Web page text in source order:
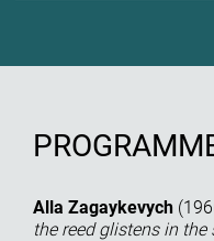
Alla Zagaykevych (
the reed glistens in the